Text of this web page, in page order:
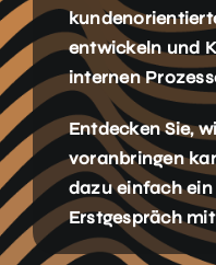
entwickeln und
internen
Entdecken Sie,
voranbringen
dazu einfach
Erstgespräch